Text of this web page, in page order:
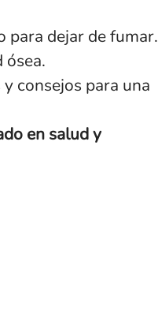
para dejar de fumar.
ósea.
consejos para una
en salud y